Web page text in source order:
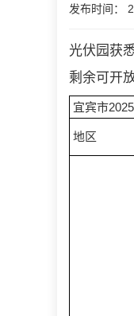
发布时间：
光伏园获
剩余可开
宜宾市
地区